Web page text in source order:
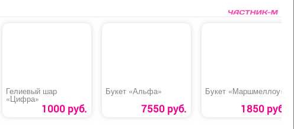
Гелиевый шар
«Цифра»
1000 руб.
Букет «Альфа»
7550 руб.
Букет «Маршмеллоу»
1850 руб.